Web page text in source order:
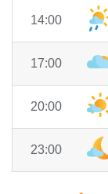
14:00
17:00
20:00
23:00